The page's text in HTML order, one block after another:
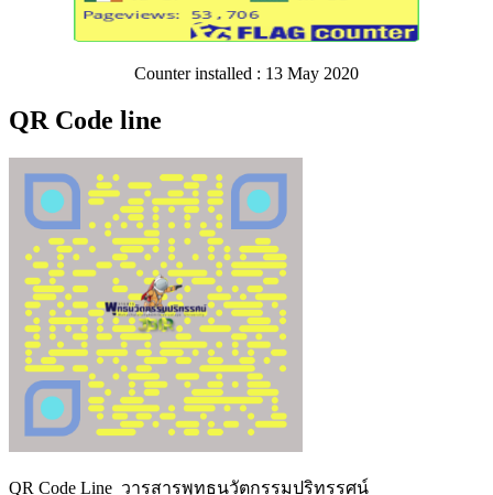
Counter installed : 13 May 2020
QR Code line
QR Code Line วารสารพุทธนวัตกรรมปริทรรศน์